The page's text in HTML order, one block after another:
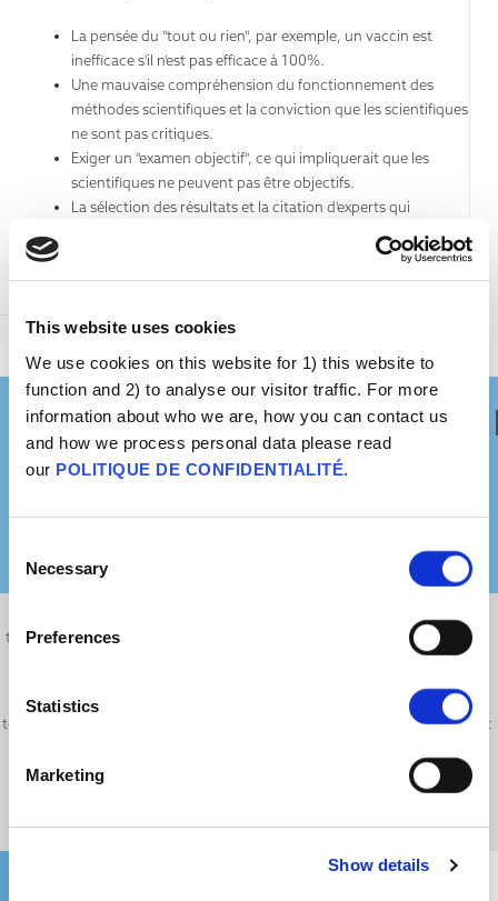
This website uses cookies
We use cookies on this website for 1) this website to
function and 2) to analyse our visitor traffic. For more
information about who we are, how you can contact us
and how we process personal data please read
our POLITIQUE DE CONFIDENTIALITÉ.
Selection
Necessary
Preferences
Statistics
Marketing
Show details
La pensée du "tout ou rien", par exemple, un vaccin est
inefficace s'il n'est pas efficace à 100%.
Une mauvaise compréhension du fonctionnement des
méthodes scientifiques et la conviction que les scientifiques
ne sont pas critiques.
Exiger un "examen objectif", ce qui impliquerait que les
scientifiques ne peuvent pas être objectifs.
La sélection des résultats et la citation d'experts qui
Des arguments prétendent que des observations isolées sont de
bonnes preuves ou des moyens d'obtenir de bonnes preuves.
Y a-t-il de la vérité là-dedans ?
traitements médicaux et sur la façon dont ils peuvent nous affecter. Tout
toutes les personnes et dans toutes les conditions. Les vaccins, comme
tout autre produit médical, ne peuvent être garantis comme étant sûrs et
efficaces à 100 %. Il est parfois difficile de faire face à l'incertitude, et la
peur ou l'aversion du risque sont parfaitement compréhensibles.